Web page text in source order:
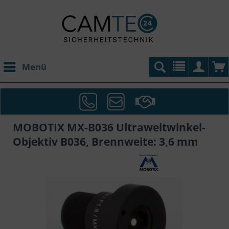
Menü
MOBOTIX MX-B036 Ultraweitwinkel-
Objektiv B036, Brennweite: 3,6 mm